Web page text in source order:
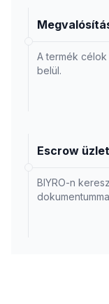
A termék
belül.
Escrow üzlet
BIYRO-n